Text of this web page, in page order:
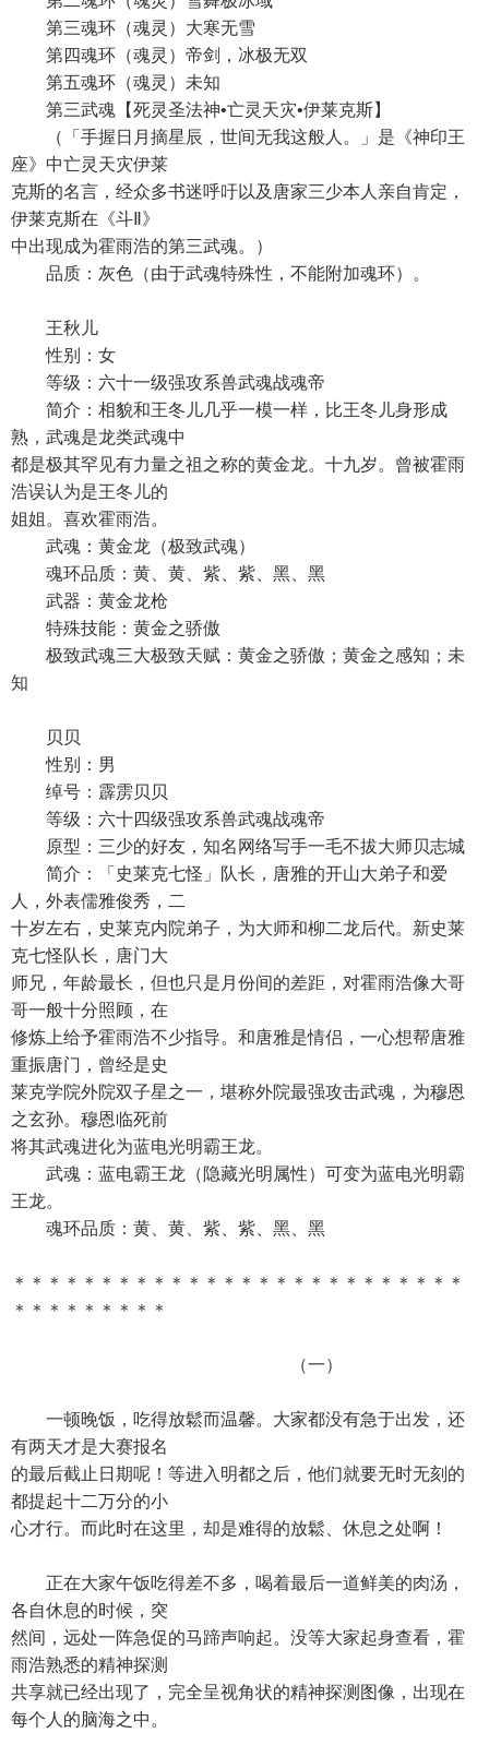
第三魂环（魂灵）大寒无雪
第四魂环（魂灵）帝剑，冰极无双
第五魂环（魂灵）未知
第三武魂【死灵圣法神•亡灵天灾•伊莱克斯】
（「手握日月摘星辰，世间无我这般人。」是《神印王
座》中亡灵天灾伊莱
克斯的名言，经众多书迷呼吁以及唐家三少本人亲自肯定，
伊莱克斯在《斗Ⅱ》
中出现成为霍雨浩的第三武魂。）
品质：灰色（由于武魂特殊性，不能附加魂环）。
王秋儿
性别：女
等级：六十一级强攻系兽武魂战魂帝
简介：相貌和王冬儿几乎一模一样，比王冬儿身形成
熟，武魂是龙类武魂中
都是极其罕见有力量之祖之称的黄金龙。十九岁。曾被霍雨
浩误认为是王冬儿的
姐姐。喜欢霍雨浩。
武魂：黄金龙（极致武魂）
魂环品质：黄、黄、紫、紫、黑、黑
武器：黄金龙枪
特殊技能：黄金之骄傲
极致武魂三大极致天赋：黄金之骄傲；黄金之感知；未
知
贝贝
性别：男
绰号：霹雳贝贝
等级：六十四级强攻系兽武魂战魂帝
原型：三少的好友，知名网络写手一毛不拔大师贝志城
简介：「史莱克七怪」队长，唐雅的开山大弟子和爱
人，外表儒雅俊秀，二
十岁左右，史莱克内院弟子，为大师和柳二龙后代。新史莱
克七怪队长，唐门大
师兄，年龄最长，但也只是月份间的差距，对霍雨浩像大哥
哥一般十分照顾，在
修炼上给予霍雨浩不少指导。和唐雅是情侣，一心想帮唐雅
重振唐门，曾经是史
莱克学院外院双子星之一，堪称外院最强攻击武魂，为穆恩
之玄孙。穆恩临死前
将其武魂进化为蓝电光明霸王龙。
武魂：蓝电霸王龙（隐藏光明属性）可变为蓝电光明霸
王龙。
魂环品质：黄、黄、紫、紫、黑、黑
＊＊＊＊＊＊＊＊＊＊＊＊＊＊＊＊＊＊＊＊＊＊＊＊＊＊
＊＊＊＊＊＊＊＊＊
（一）
一顿晚饭，吃得放鬆而温馨。大家都没有急于出发，还
有两天才是大赛报名
的最后截止日期呢！等进入明都之后，他们就要无时无刻的
都提起十二万分的小
心才行。而此时在这里，却是难得的放鬆、休息之处啊！
正在大家午饭吃得差不多，喝着最后一道鲜美的肉汤，
各自休息的时候，突
然间，远处一阵急促的马蹄声响起。没等大家起身查看，霍
雨浩熟悉的精神探测
共享就已经出现了，完全呈视角状的精神探测图像，出现在
每个人的脑海之中。